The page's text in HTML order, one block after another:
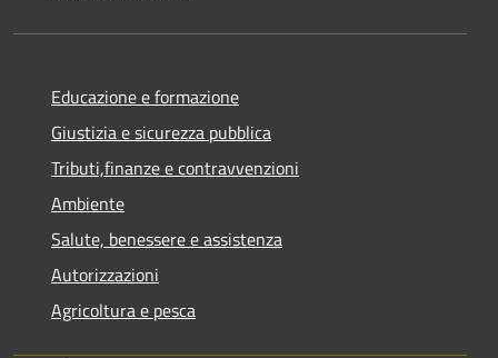
Educazione e formazione
Giustizia e sicurezza pubblica
Tributi,finanze e contravvenzioni
Ambiente
Salute, benessere e assistenza
Autorizzazioni
Agricoltura e pesca